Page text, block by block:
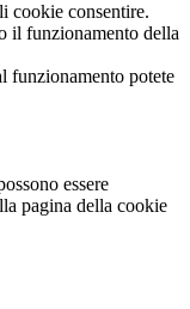
cookie consentire.
il funzionamento della
funzionamento potete
essere
pagina della cookie